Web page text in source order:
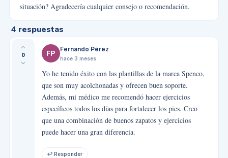
situación? Agradecería cualquier consejo o recomendación.
4 respuestas
0 FP Fernando Pérez
hace 3 meses
Yo he tenido éxito con las plantillas de la marca Spenco,
que son muy acolchonadas y ofrecen buen soporte.
Además, mi médico me recomendó hacer ejercicios
específicos todos los días para fortalecer los pies. Creo
que una combinación de buenos zapatos y ejercicios
puede hacer una gran diferencia.
↩ Responder